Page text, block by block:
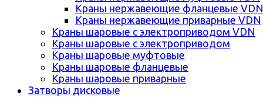
Краны нержавеющие фланцевые VDN
Краны нержавеющие приварные VDN
Краны шаровые с электроприводом VDN
Краны шаровые с электроприводом
Краны шаровые муфтовые
Краны шаровые фланцевые
Краны шаровые приварные
Затворы дисковые